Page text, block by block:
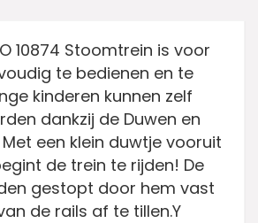
10874 Stoomtrein is voor
te bedienen en te
kinderen kunnen zelf
dankzij de Duwen en
een klein duwtje vooruit
de trein te rijden! De
gestopt door hem vast
de rails af te tillen.Y